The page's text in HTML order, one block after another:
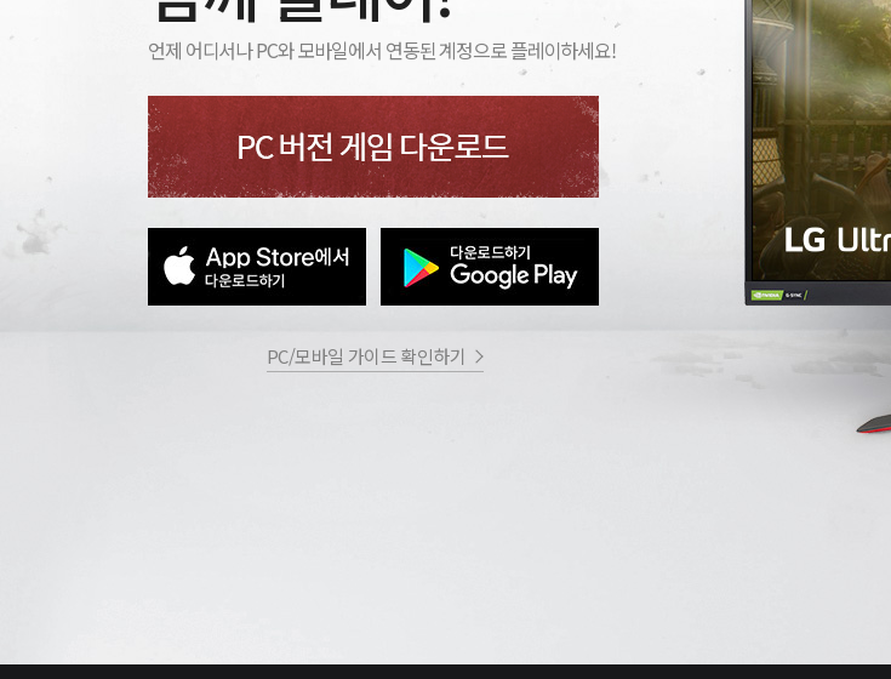
언제 어디서나 PC와 모바일에서 연동된 계정으로 플레이하세요!
PC/모바일 가이드 확인하기